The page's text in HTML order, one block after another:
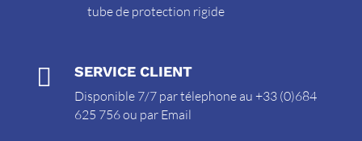
tube de protection rigide
 SERVICE CLIENT
Disponible 7/7 par télephone au +33 (0)684
625 756 ou par Email